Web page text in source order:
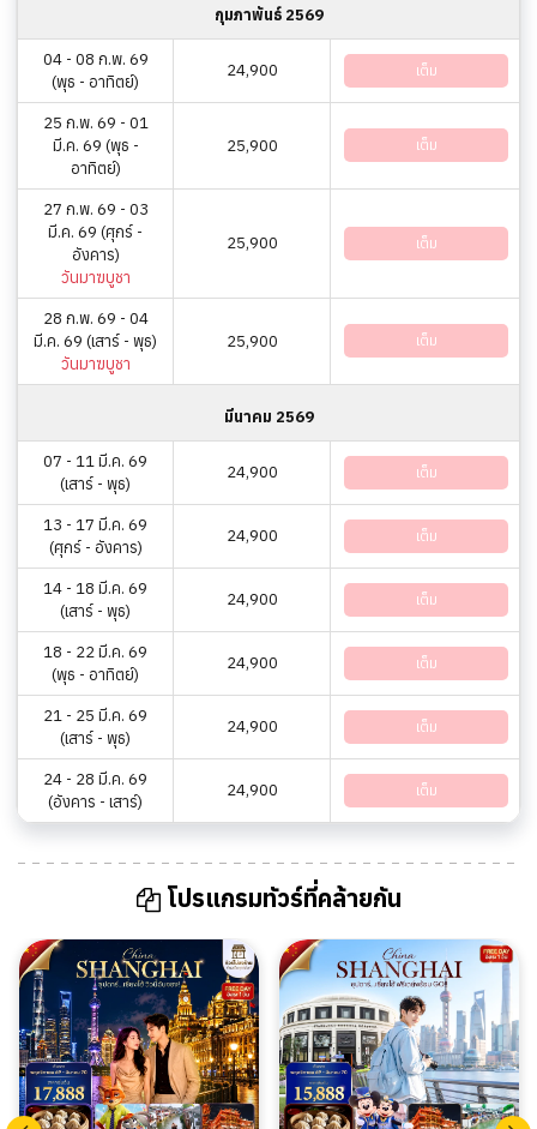
กุมภาพันธ์ 2569
04 - 08 ก.พ. 69
(พุธ - อาทิตย์)
24,900 เต็ม
25 ก.พ. 69 - 01
มี.ค. 69 (พุธ -
อาทิตย์)
25,900 เต็ม
27 ก.พ. 69 - 03
มี.ค. 69 (ศุกร์ -
อังคาร)
วันมาฆบูชา
25,900 เต็ม
28 ก.พ. 69 - 04
มี.ค. 69 (เสาร์ - พุธ)
วันมาฆบูชา
25,900 เต็ม
มีนาคม 2569
07 - 11 มี.ค. 69
(เสาร์ - พุธ)
24,900 เต็ม
13 - 17 มี.ค. 69
(ศุกร์ - อังคาร)
24,900 เต็ม
14 - 18 มี.ค. 69
(เสาร์ - พุธ)
24,900 เต็ม
18 - 22 มี.ค. 69
(พุธ - อาทิตย์)
24,900 เต็ม
21 - 25 มี.ค. 69
(เสาร์ - พุธ)
24,900 เต็ม
24 - 28 มี.ค. 69
(อังคาร - เสาร์)
24,900 เต็ม
โปรแกรมทัวร์ที่คล้ายกัน